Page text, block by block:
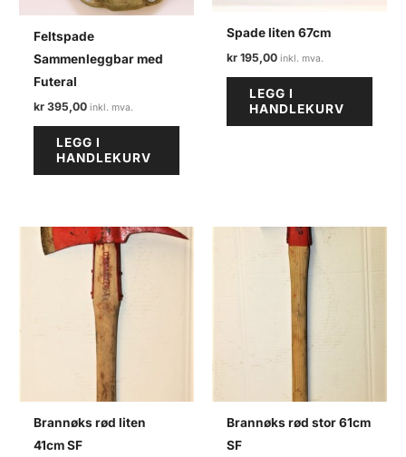
Feltspade
Sammenleggbar med
Futeral
kr 395,00
LEGG I
HANDLEKURV
Spade liten 67cm
kr 195,00
LEGG I
HANDLEKURV
Brannøks rød liten
41cm SF
Brannøks rød stor 61cm
SF